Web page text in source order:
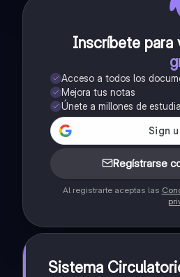
Inscríbete para
Acceso a todos los
Mejora tus notas
Únete a millones de
Regístrarse
Al registrarte aceptas las
Sistema